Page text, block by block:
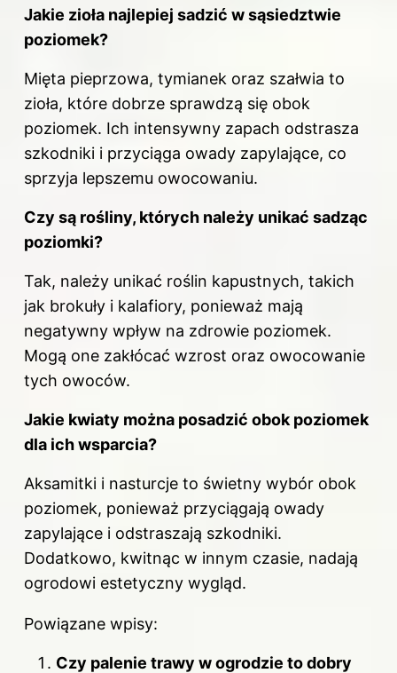
Jakie zioła najlepiej sadzić w sąsiedztwie
poziomek?
Mięta pieprzowa, tymianek oraz szałwia to
zioła, które dobrze sprawdzą się obok
poziomek. Ich intensywny zapach odstrasza
szkodniki i przyciąga owady zapylające, co
sprzyja lepszemu owocowaniu.
Czy są rośliny, których należy unikać sadząc
poziomki?
Tak, należy unikać roślin kapustnych, takich
jak brokuły i kalafiory, ponieważ mają
negatywny wpływ na zdrowie poziomek.
Mogą one zakłócać wzrost oraz owocowanie
tych owoców.
Jakie kwiaty można posadzić obok poziomek
dla ich wsparcia?
Aksamitki i nasturcje to świetny wybór obok
poziomek, ponieważ przyciągają owady
zapylające i odstraszają szkodniki.
Dodatkowo, kwitnąc w innym czasie, nadają
ogrodowi estetyczny wygląd.
Powiązane wpisy:
Czy palenie trawy w ogrodzie to dobry